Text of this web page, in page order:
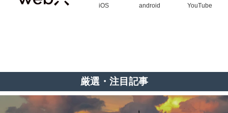
iOS android YouTube
厳選・注目記事